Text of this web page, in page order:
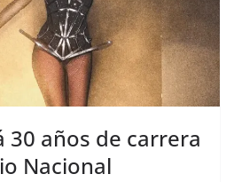
30 años de carrera
Nacional